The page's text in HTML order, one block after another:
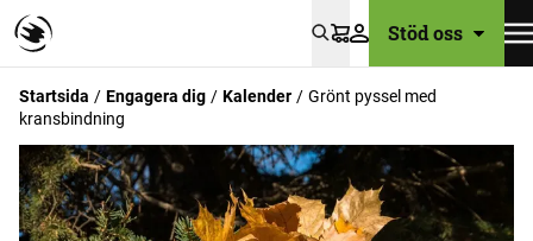
VarukorgStöd oss
Startsida Engagera dig Kalender
Grönt pyssel med
kransbindning